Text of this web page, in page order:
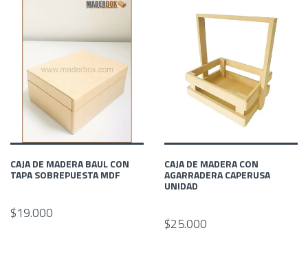
CAJA DE MADERA BAUL CON
TAPA SOBREPUESTA MDF
$19.000
CAJA DE MADERA CON
AGARRADERA CAPERUSA
UNIDAD
$25.000